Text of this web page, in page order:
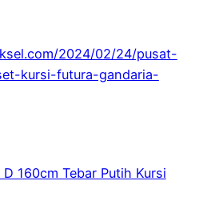
2024/02/24/pusat-
kursi-futura-gandaria-
160cm Tebar Putih Kursi